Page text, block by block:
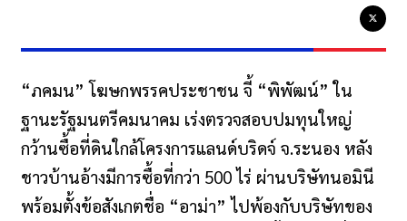
“ภคมน” โฆษกพรรคประชาชน จี้ “พิพัฒน์” ใน
ฐานะรัฐมนตรีคมนาคม เร่งตรวจสอบปมทุนใหญ่
กว้านซื้อที่ดินใกล้โครงการแลนด์บริดจ์ จ.ระนอง หลัง
ชาวบ้านอ้างมีการซื้อที่กว่า 500 ไร่ ผ่านบริษัทนอมินี
พร้อมตั้งข้อสังเกตชื่อ “อาม่า” ไปพ้องกับบริษัทของ